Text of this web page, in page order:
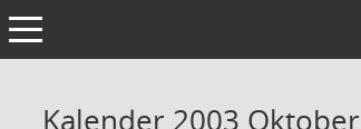
Toggle navigation
Kalender 2003 Oktober